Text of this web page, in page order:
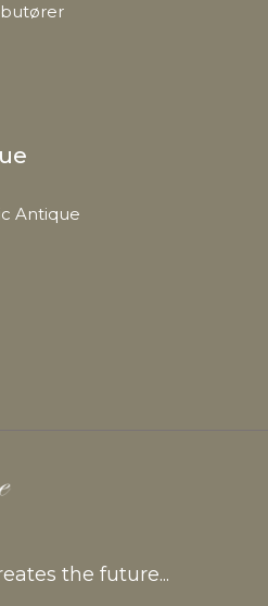
Antique
the future...